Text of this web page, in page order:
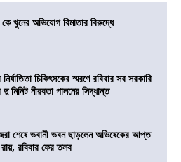
খুনের অভিযোগ বিমাতার বিরুদ্ধে
চিকিৎসকের স্মরণে রবিবার সব সরকারি
দু মিনিট নীরবতা পালনের সিদ্ধান্ত
শেষে ভবানী ভবন ছাড়লেন অভিষেকের আপ্ত
রবিবার ফের তলব